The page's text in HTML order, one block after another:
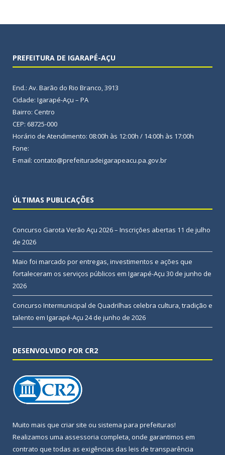
PREFEITURA DE IGARAPÉ-AÇU
End.: Av. Barão do Rio Branco, 3913
Cidade: Igarapé-Açu – PA
Bairro: Centro
CEP: 68725-000
Horário de Atendimento: 08:00h às 12:00h / 14:00h às 17:00h
Fone:
E-mail: contato@prefeituradeigarapeacu.pa.gov.br
ÚLTIMAS PUBLICAÇÕES
Concurso Garota Verão Açu 2026 – Inscrições abertas 11 de julho
de 2026
Maio foi marcado por entregas, investimentos e ações que
fortaleceram os serviços públicos em Igarapé-Açu 30 de junho de
2026
Concurso Intermunicipal de Quadrilhas celebra cultura, tradição e
talento em Igarapé-Açu 24 de junho de 2026
DESENVOLVIDO POR CR2
Muito mais que criar site ou sistema para prefeituras!
Realizamos uma assessoria completa, onde garantimos em
contrato que todas as exigências das leis de transparência